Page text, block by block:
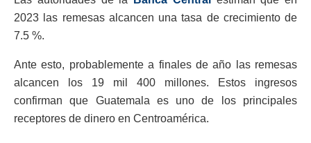
2023 las remesas alcancen una tasa de crecimiento de
7.5 %.
Ante esto, probablemente a finales de año las remesas
alcancen los 19 mil 400 millones. Estos ingresos
confirman que Guatemala es uno de los principales
receptores de dinero en Centroamérica.